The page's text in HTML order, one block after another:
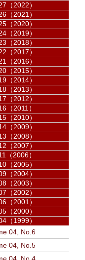
（2022）
（2021）
（2020）
（2019）
（2018）
（2017）
（2016）
（2015）
（2014）
（2013）
（2012）
（2011）
（2010）
（2009）
（2008）
（2007）
（2006）
（2005）
（2004）
（2003）
（2002）
（2001）
（2000）
（1999）
04, No.6
04, No.5